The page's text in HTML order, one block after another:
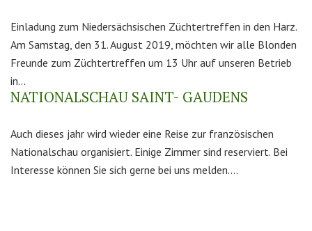
Einladung zum Niedersächsischen Züchtertreffen in den Harz.
Am Samstag, den 31. August 2019, möchten wir alle Blonden
Freunde zum Züchtertreffen um 13 Uhr auf unseren Betrieb
in...
NATIONALSCHAU SAINT- GAUDENS
Auch dieses jahr wird wieder eine Reise zur französischen
Nationalschau organisiert. Einige Zimmer sind reserviert. Bei
Interesse können Sie sich gerne bei uns melden....